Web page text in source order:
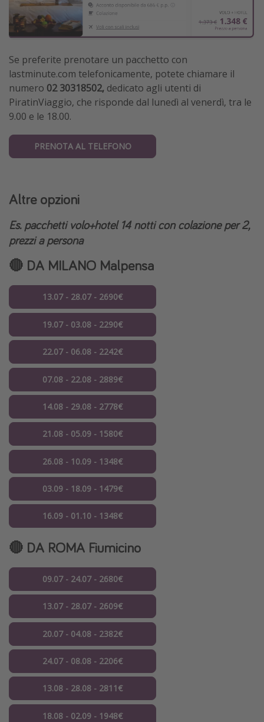
Se preferite prenotare un pacchetto con
lastminute.com telefonicamente, potete chiamare il
numero 02 30318502, dedicato agli utenti di
PiratinViaggio, che risponde dal lunedì al venerdì, tra le
9.00 e le 18.00.
PRENOTA AL TELEFONO
Altre opzioni
Es. pacchetti volo+hotel 14 notti con colazione per 2,
prezzi a persona
🔴 DA MILANO Malpensa
13.07 - 28.07 - 2690€
19.07 - 03.08 - 2290€
22.07 - 06.08 - 2242€
07.08 - 22.08 - 2889€
14.08 - 29.08 - 2778€
21.08 - 05.09 - 1580€
26.08 - 10.09 - 1348€
03.09 - 18.09 - 1479€
16.09 - 01.10 - 1348€
🔴 DA ROMA Fiumicino
09.07 - 24.07 - 2680€
13.07 - 28.07 - 2609€
20.07 - 04.08 - 2382€
24.07 - 08.08 - 2206€
13.08 - 28.08 - 2811€
18.08 - 02.09 - 1948€